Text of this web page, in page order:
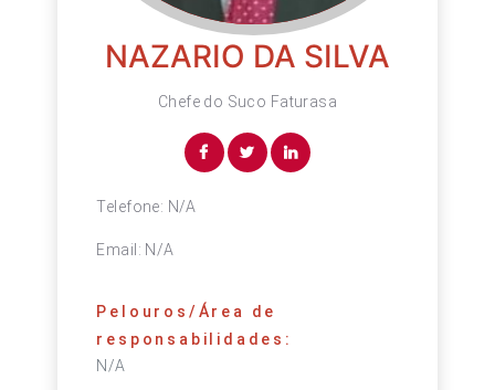
NAZARIO DA SILVA
Chefe do Suco Faturasa
Telefone: N/A
Email: N/A
Pelouros/Área de
responsabilidades:
N/A